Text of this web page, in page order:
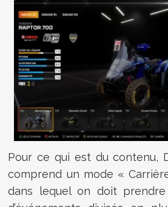
Pour ce qui est du contenu,
comprend un mode «
dans lequel on doit